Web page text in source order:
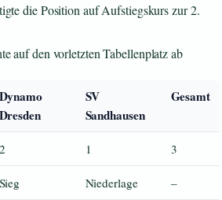
die Position auf Aufstiegskurs zur 2.
auf den vorletzten Tabellenplatz ab
Dynamo
Dresden
SV
Sandhausen
Gesamt
2 1 3
Sieg Niederlage –